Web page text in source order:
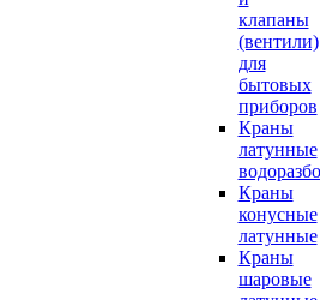
клапаны
(вентили)
для
бытовых
приборов
Краны
латунные
Краны
конусные
латунные
Краны
шаровые